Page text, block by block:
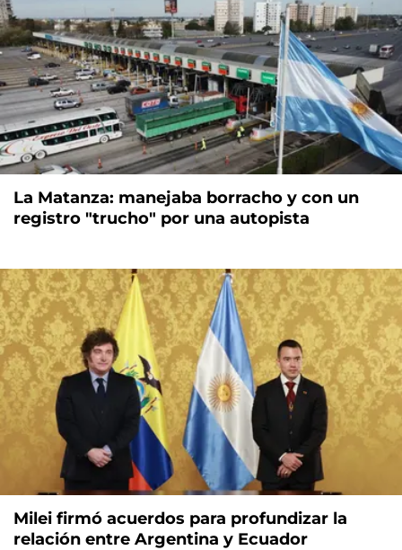
La Matanza: manejaba borracho y con un
registro "trucho" por una autopista
Milei firmó acuerdos para profundizar la
relación entre Argentina y Ecuador